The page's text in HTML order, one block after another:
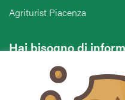
Agriturist Piacenza
Hai bisogno di
Vuoi contattarci per
commento o chiedere